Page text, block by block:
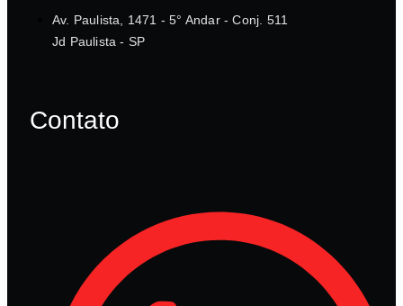
Av. Paulista, 1471 - 5° Andar - Conj. 511
Jd Paulista - SP
Contato